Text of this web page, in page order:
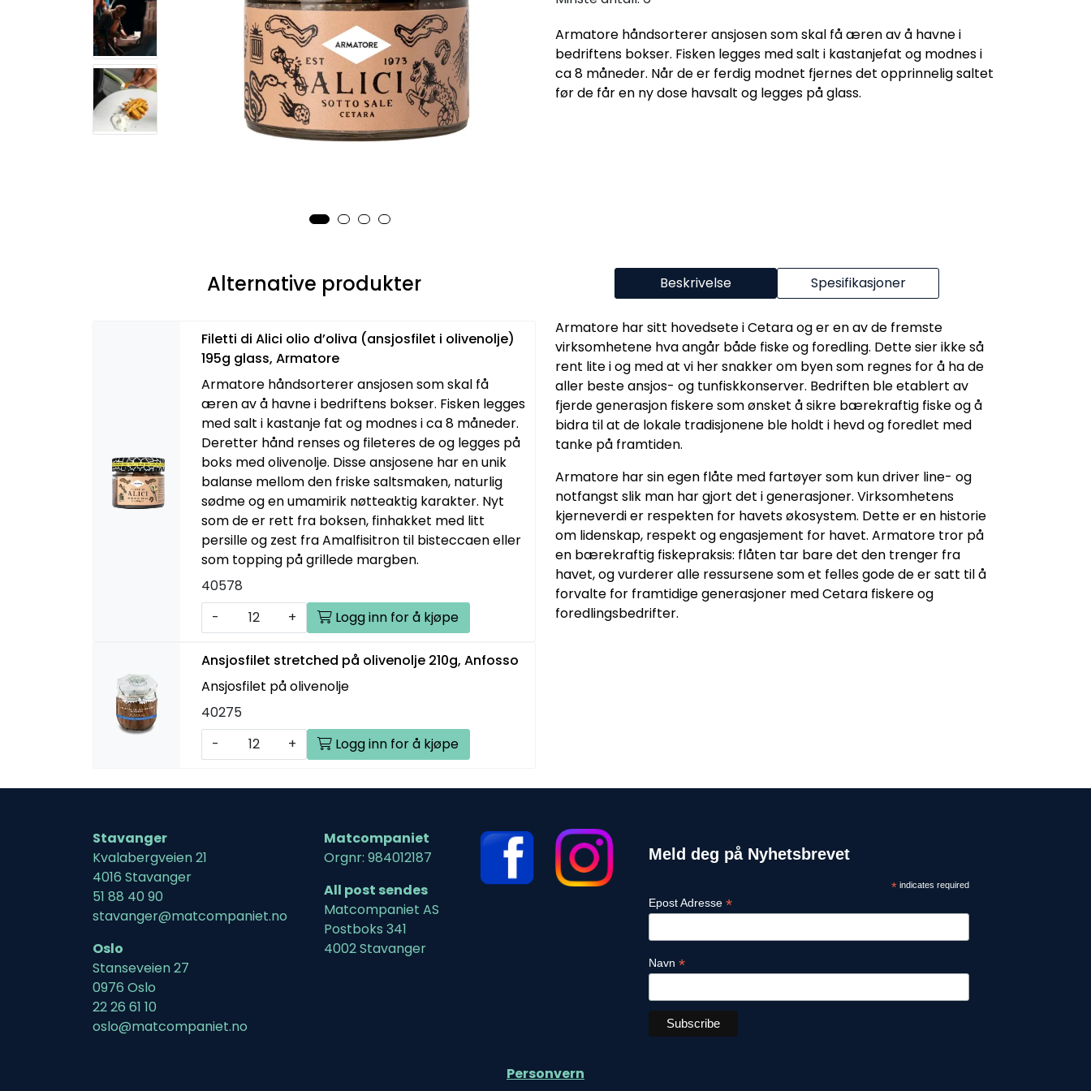
Armatore håndsorterer ansjosen som skal få æren av å havne i
bedriftens bokser. Fisken legges med salt i kastanjefat og modnes i
ca 8 måneder. Når de er ferdig modnet fjernes det opprinnelig saltet
før de får en ny dose havsalt og legges på glass.
Alternative produkter
Filetti di Alici olio d’oliva (ansjosfilet i olivenolje)
195g glass, Armatore
Armatore håndsorterer ansjosen som skal få
æren av å havne i bedriftens bokser. Fisken legges
med salt i kastanje fat og modnes i ca 8 måneder.
Deretter hånd renses og fileteres de og legges på
boks med olivenolje. Disse ansjosene har en unik
balanse mellom den friske saltsmaken, naturlig
sødme og en umamirik nøtteaktig karakter. Nyt
som de er rett fra boksen, finhakket med litt
persille og zest fra Amalfisitron til bisteccaen eller
som topping på grillede margben.
40578
-
+ Logg inn for å kjøpe
Ansjosfilet stretched på olivenolje 210g, Anfosso
Ansjosfilet på olivenolje
40275
-
+ Logg inn for å kjøpe
Beskrivelse Spesifikasjoner
Armatore har sitt hovedsete i Cetara og er en av de fremste
virksomhetene hva angår både fiske og foredling. Dette sier ikke så
rent lite i og med at vi her snakker om byen som regnes for å ha de
aller beste ansjos- og tunfiskkonserver. Bedriften ble etablert av
fjerde generasjon fiskere som ønsket å sikre bærekraftig fiske og å
bidra til at de lokale tradisjonene ble holdt i hevd og foredlet med
tanke på framtiden.
Armatore har sin egen flåte med fartøyer som kun driver line- og
notfangst slik man har gjort det i generasjoner. Virksomhetens
kjerneverdi er respekten for havets økosystem. Dette er en historie
om lidenskap, respekt og engasjement for havet. Armatore tror på
en bærekraftig fiskepraksis: flåten tar bare det den trenger fra
havet, og vurderer alle ressursene som et felles gode de er satt til å
forvalte for framtidige generasjoner med Cetara fiskere og
foredlingsbedrifter.
Stavanger
Kvalabergveien 21
4016 Stavanger
51 88 40 90
stavanger@matcompaniet.no
Oslo
Stanseveien 27
0976 Oslo
22 26 61 10
oslo@matcompaniet.no
Matcompaniet
Orgnr: 984012187
All post sendes
Matcompaniet AS
Postboks 341
4002 Stavanger
Meld deg på Nyhetsbrevet
*indicates required
Epost Adresse *
Navn *
Personvern